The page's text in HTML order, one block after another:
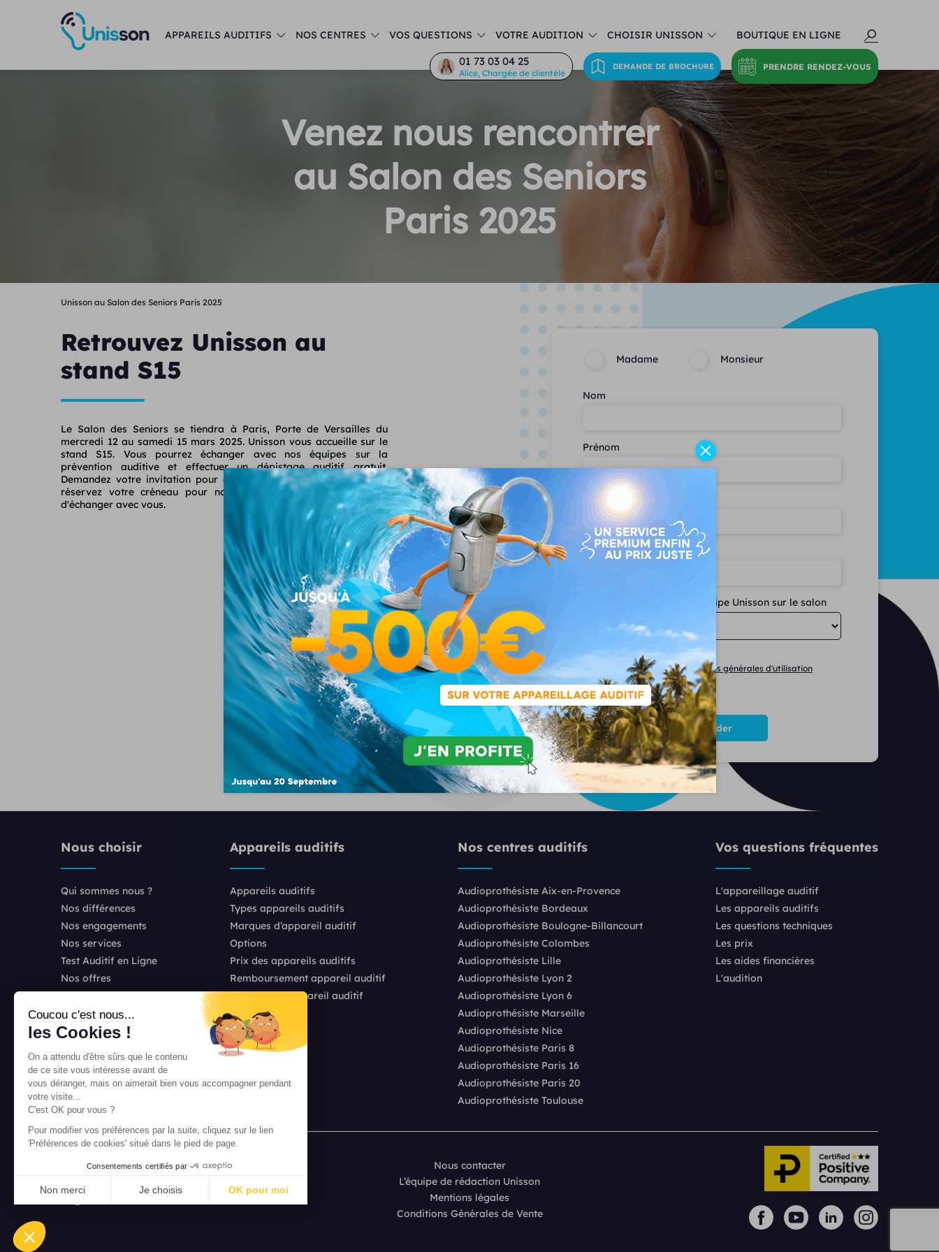
Coucou c'est nous...
les Cookies !
On a attendu d'être sûrs que le contenu
de ce site vous intéresse avant de
vous déranger, mais on aimerait bien vous accompagner pendant
votre visite...
C'est OK pour vous ?
Pour modifier vos préférences par la suite, cliquez sur le lien
'Préférences de cookies' situé dans le pied de page.
Consentements certifiés par
Non merci Je choisis OK pour moi
Notre plateforme vous permet d'adapter et de gérer vos paramètres de confidentialité, en garantissant la conformité avec les réglementations. Personnalisez vos préférences pour
APPAREILS AUDITIFS NOS CENTRES VOS QUESTIONS VOTRE AUDITION CHOISIR UNISSON BOUTIQUE EN LIGNE
01 73 03 04 25
Alice, Chargée de clientèle
DEMANDE DE BROCHURE PRENDRE RENDEZ-VOUS
Venez nous rencontrer
au Salon des Seniors
Paris 2025
Unisson au Salon des Seniors Paris 2025
Retrouvez Unisson au
stand S15
Le Salon des Seniors se tiendra à Paris, Porte de Versailles du
mercredi 12 au samedi 15 mars 2025. Unisson vous accueille sur le
stand S15. Vous pourrez échanger avec nos équipes sur la
prévention auditive et effectuer un dépistage auditif gratuit.
Demandez votre invitation pour accéder gratuitement au salon et
réservez votre créneau pour nous rencontrer. Nous avons hâte
d'échanger avec vous.
Madame Monsieur
Nom
Prénom
Numéro de téléphone
Je souhaite rencontrer l'équipe Unisson sur le salon
J'accepte lesconditions générales d'utilisation
Nous choisir
Qui sommes nous ?
Nos différences
Nos engagements
Nos services
Test Auditif en Ligne
Nos offres
Témoignages
Recrutement
Franchise Unisson
Appareils auditifs
Appareils auditifs
Types appareils auditifs
Marques d’appareil auditif
Options
Prix des appareils auditifs
Remboursement appareil auditif
Comparatif appareil auditif
Nos centres auditifs
Audioprothésiste Aix-en-Provence
Audioprothésiste Bordeaux
Audioprothésiste Boulogne-Billancourt
Audioprothésiste Colombes
Audioprothésiste Lille
Audioprothésiste Lyon 2
Audioprothésiste Lyon 6
Audioprothésiste Marseille
Audioprothésiste Nice
Audioprothésiste Paris 8
Audioprothésiste Paris 16
Audioprothésiste Paris 20
Audioprothésiste Toulouse
Vos questions fréquentes
L'appareillage auditif
Les appareils auditifs
Les questions techniques
Les prix
Les aides financières
L'audition
Nous contacter
L’équipe de rédaction Unisson
Mentions légales
Conditions Générales de Vente